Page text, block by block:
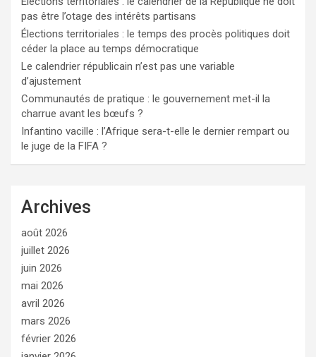
pas être l’otage des intérêts partisans
Élections territoriales : le temps des procès politiques doit
céder la place au temps démocratique
Le calendrier républicain n’est pas une variable
d’ajustement
Communautés de pratique : le gouvernement met-il la
charrue avant les bœufs ?
Infantino vacille : l’Afrique sera-t-elle le dernier rempart ou
le juge de la FIFA ?
Archives
août 2026
juillet 2026
juin 2026
mai 2026
avril 2026
mars 2026
février 2026